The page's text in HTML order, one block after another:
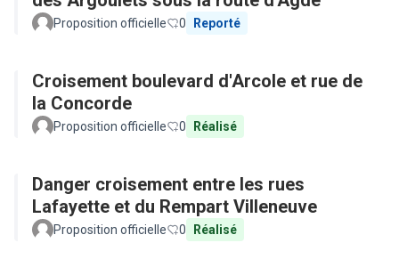
Proposition officielle 0 Reporté
Croisement boulevard d'Arcole et rue de
la Concorde
Proposition officielle 0 Réalisé
Danger croisement entre les rues
Lafayette et du Rempart Villeneuve
Proposition officielle 0 Réalisé